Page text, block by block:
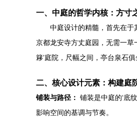
一、中庭的哲学内核：方寸
中庭设计的精髓，首先在
京都龙安寺方丈庭园，无需一草
簃’庭院，尺幅之间，亭台泉石俱
二、核心设计元素：构建庭
铺装与路径： 铺装是中庭的‘底
影响空间的基调与节奏。